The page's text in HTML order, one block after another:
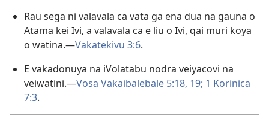
Rau sega ni valavala ca vata ga ena dua na gauna o
Atama kei Ivi, a valavala ca e liu o Ivi, qai muri koya
o watina.—Vakatekivu 3:6.
E vakadonuya na iVolatabu nodra veiyacovi na
veiwatini.—Vosa Vakaibalebale 5:18, 19; 1 Korinica
7:3.